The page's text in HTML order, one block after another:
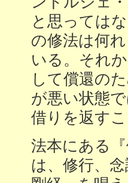
と思っては
の修法は何
いる。それ
して償還の
が悪い状態
借りを返す
法本にある
は、修行、